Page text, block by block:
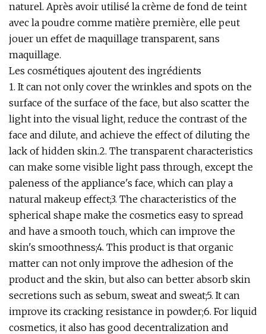
naturel. Après avoir utilisé la crème de fond de teint
avec la poudre comme matière première, elle peut
jouer un effet de maquillage transparent, sans
maquillage.
Les cosmétiques ajoutent des ingrédients
1. It can not only cover the wrinkles and spots on the
surface of the surface of the face, but also scatter the
light into the visual light, reduce the contrast of the
face and dilute, and achieve the effect of diluting the
lack of hidden skin.2. The transparent characteristics
can make some visible light pass through, except the
paleness of the appliance's face, which can play a
natural makeup effect;3. The characteristics of the
spherical shape make the cosmetics easy to spread
and have a smooth touch, which can improve the
skin's smoothness;4. This product is that organic
matter can not only improve the adhesion of the
product and the skin, but also can better absorb skin
secretions such as sebum, sweat and sweat;5. It can
improve its cracking resistance in powder;6. For liquid
cosmetics, it also has good decentralization and